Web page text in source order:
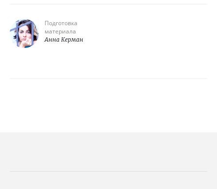
Подготовка
материала
Анна Керман